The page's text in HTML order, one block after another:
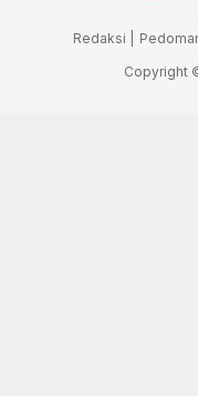
Redaksi |
Copyright